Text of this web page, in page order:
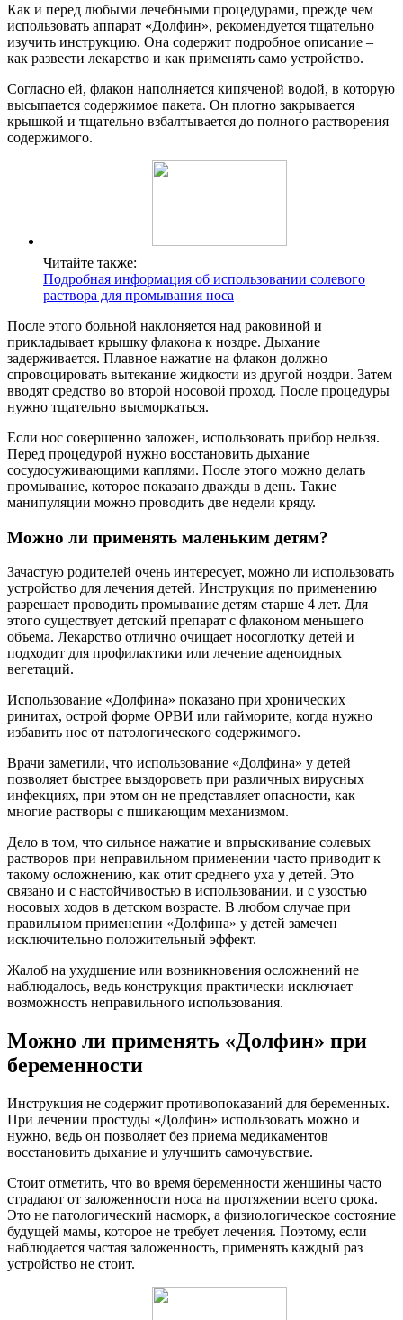
Как и перед любыми лечебными процедурами, прежде чем
использовать аппарат «Долфин», рекомендуется тщательно
изучить инструкцию. Она содержит подробное описание –
как развести лекарство и как применять само устройство.
Согласно ей, флакон наполняется кипяченой водой, в которую
высыпается содержимое пакета. Он плотно закрывается
крышкой и тщательно взбалтывается до полного растворения
содержимого.
Читайте также:
Подробная информация об использовании солевого
раствора для промывания носа
После этого больной наклоняется над раковиной и
прикладывает крышку флакона к ноздре. Дыхание
задерживается. Плавное нажатие на флакон должно
спровоцировать вытекание жидкости из другой ноздри. Затем
вводят средство во второй носовой проход. После процедуры
нужно тщательно высморкаться.
Если нос совершенно заложен, использовать прибор нельзя.
Перед процедурой нужно восстановить дыхание
сосудосуживающими каплями. После этого можно делать
промывание, которое показано дважды в день. Такие
манипуляции можно проводить две недели кряду.
Можно ли применять маленьким детям?
Зачастую родителей очень интересует, можно ли использовать
устройство для лечения детей. Инструкция по применению
разрешает проводить промывание детям старше 4 лет. Для
этого существует детский препарат с флаконом меньшего
объема. Лекарство отлично очищает носоглотку детей и
подходит для профилактики или лечение аденоидных
вегетаций.
Использование «Долфина» показано при хронических
ринитах, острой форме ОРВИ или гайморите, когда нужно
избавить нос от патологического содержимого.
Врачи заметили, что использование «Долфина» у детей
позволяет быстрее выздороветь при различных вирусных
инфекциях, при этом он не представляет опасности, как
многие растворы с пшикающим механизмом.
Дело в том, что сильное нажатие и впрыскивание солевых
растворов при неправильном применении часто приводит к
такому осложнению, как отит среднего уха у детей. Это
связано и с настойчивостью в использовании, и с узостью
носовых ходов в детском возрасте. В любом случае при
правильном применении «Долфина» у детей замечен
исключительно положительный эффект.
Жалоб на ухудшение или возникновения осложнений не
наблюдалось, ведь конструкция практически исключает
возможность неправильного использования.
Можно ли применять «Долфин» при
беременности
Инструкция не содержит противопоказаний для беременных.
При лечении простуды «Долфин» использовать можно и
нужно, ведь он позволяет без приема медикаментов
восстановить дыхание и улучшить самочувствие.
Стоит отметить, что во время беременности женщины часто
страдают от заложенности носа на протяжении всего срока.
Это не патологический насморк, а физиологическое состояние
будущей мамы, которое не требует лечения. Поэтому, если
наблюдается частая заложенность, применять каждый раз
устройство не стоит.